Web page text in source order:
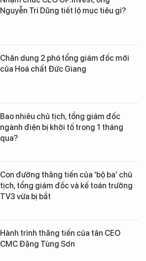
Nguyễn Trí Dũng tiết lộ mục tiêu gì?
Chân dung 2 phó tổng giám đốc mới
của Hoá chất Đức Giang
Bao nhiêu chủ tịch, tổng giám đốc
ngành điện bị khởi tố trong 1 tháng
qua?
Con đường thăng tiến của 'bộ ba' chủ
tịch, tổng giám đốc và kế toán trưởng
TV3 vừa bị bắt
Hành trình thăng tiến của tân CEO
CMC Đặng Tùng Sơn